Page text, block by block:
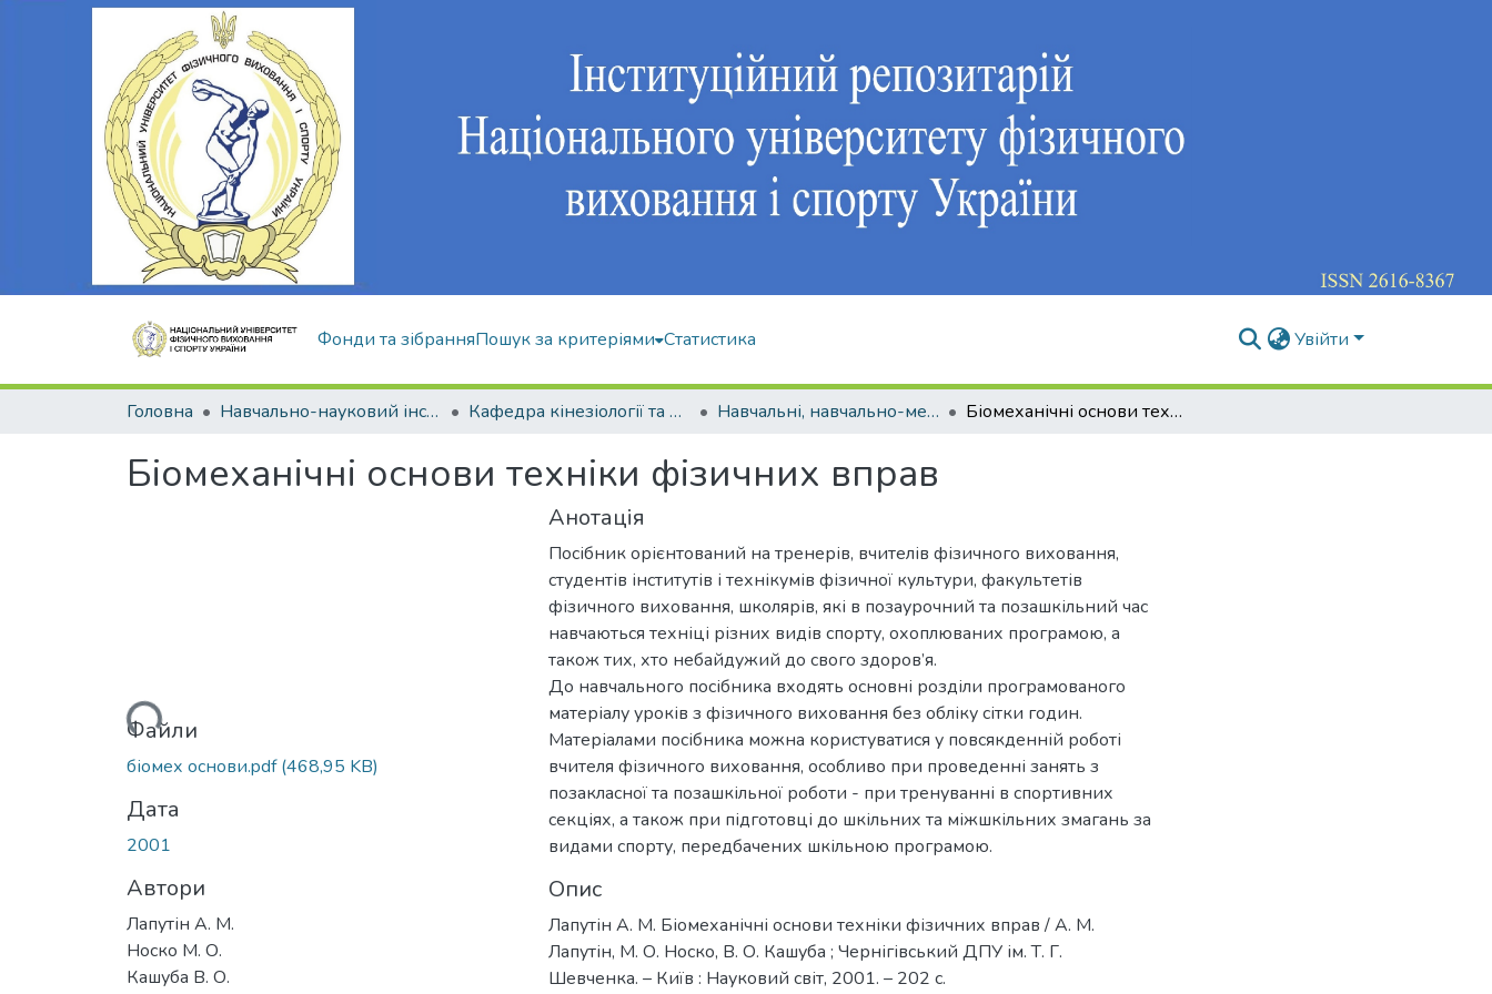
Фонди та зібранняПошук за критеріями Статистика Увійти
Головна Навчально-науковий інститут здоров'я, реабілітації та фізичного виховання Кафедра кінезіології та фізкультурно-спортивної реабілітації Навчальні, навчально-методичні видання Біомеханічні основи техніки фізичних вправ
Біомеханічні основи техніки фізичних вправ
Вантажиться...Файли
біомех основи.pdf(468,95 KB)
Дата
2001
Автори
Лапутін А. М.
Носко М. О.
Кашуба В. О.
Анотація
Посібник орієнтований на тренерів, вчителів фізичного виховання,
студентів інститутів і технікумів фізичної культури, факультетів
фізичного виховання, школярів, які в позаурочний та позашкільний час
навчаються техніці різних видів спорту, охоплюваних програмою, а
також тих, хто небайдужий до свого здоров’я.
До навчального посібника входять основні розділи програмованого
матеріалу уроків з фізичного виховання без обліку сітки годин.
Матеріалами посібника можна користуватися у повсякденній роботі
вчителя фізичного виховання, особливо при проведенні занять з
позакласної та позашкільної роботи - при тренуванні в спортивних
секціях, а також при підготовці до шкільних та міжшкільних змагань за
видами спорту, передбачених шкільною програмою.
Опис
Лапутін А. М. Біомеханічні основи техніки фізичних вправ / А. М.
Лапутін, М. О. Носко, В. О. Кашуба ; Чернігівський ДПУ ім. Т. Г.
Шевченка. – Київ : Науковий світ, 2001. – 202 с.